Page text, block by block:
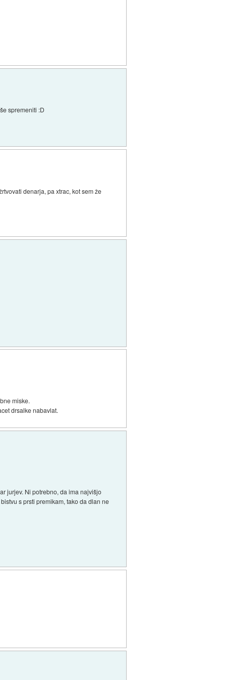
spremeniti :D
denarja, pa xtrac, kot sem že
miske.
drsalke nabavlat.
jurjev. Ni potrebno, da ima najvišjo
s prsti premikam, tako da dlan ne